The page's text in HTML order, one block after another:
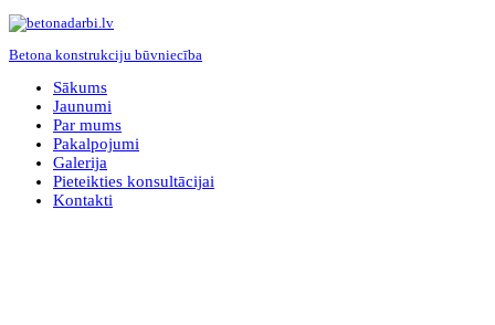
Betona konstrukciju būvniecība
Sākums
Jaunumi
Par mums
Pakalpojumi
Galerija
Pieteikties konsultācijai
Kontakti